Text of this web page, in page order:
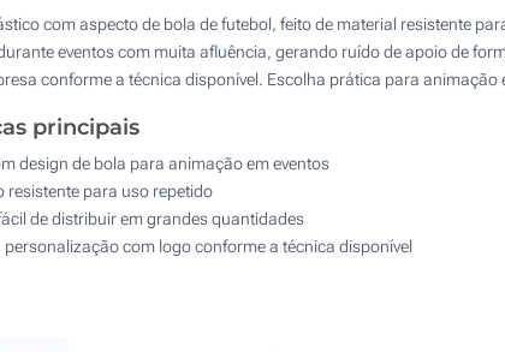
2000
Outra :
com aspecto de bola de futebol, feito de material resistente
eventos com muita afluência, gerando ruído de apoio de
conforme a técnica disponível. Escolha prática para
principais
design de bola para animação em eventos
resistente para uso repetido
de distribuir em grandes quantidades
com logo conforme a técnica disponível